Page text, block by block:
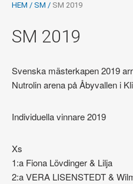
HEM / SM / SM 2019
SM 2019
Svenska mästerkapen 2019
Nutrolin arena på Åbyvallen i
Individuella vinnare 2019
Xs
1:a Fiona Lövdinger & Lilja
2:a VERA LISENSTEDT &